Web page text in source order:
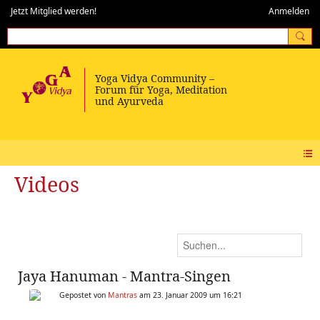
Jetzt Mitglied werden! Anmelden
Videos
Jaya Hanuman - Mantra-Singen
Gepostet von Mantras am 23. Januar 2009 um 16:21